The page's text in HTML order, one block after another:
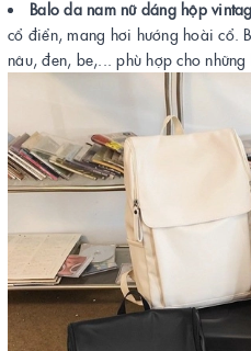
Balo da nam nữ dáng hộp
cổ điển, mang hơi hướng hoài cổ.
nâu, đen, be,... phù hợp cho